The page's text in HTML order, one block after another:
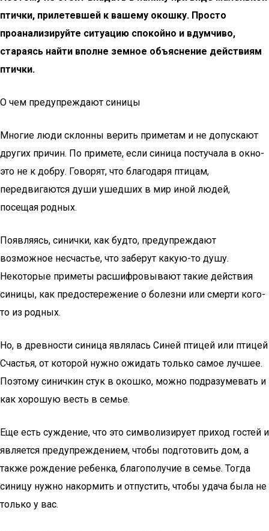
птички, прилетевшей к вашему окошку. Просто
проанализируйте ситуацию спокойно и вдумчиво,
стараясь найти вполне земное объяснение действиям
птички.
О чем предупреждают синицы
Многие люди склонны верить приметам и не допускают
других причин. По примете, если синица постучала в окно-
это не к добру. Говорят, что благодаря птицам,
передвигаются души ушедших в мир иной людей,
посещая родных.
Появляясь, синички, как будто, предупреждают
возможное несчастье, что заберут какую-то душу.
Некоторые приметы расшифровывают такие действия
синицы, как предостережение о болезни или смерти кого-
то из родных.
Но, в древности синица являлась Синей птицей или птицей
Счастья, от которой нужно ожидать только самое лучшее.
Поэтому синичкин стук в окошко, можно подразумевать и
как хорошую весть в семье.
Еще есть суждение, что это символизирует приход гостей и
является предупреждением, чтобы подготовить дом, а
также рождение ребенка, благополучие в семье. Тогда
синицу нужно накормить и отпустить, чтобы удача была не
только у вас.